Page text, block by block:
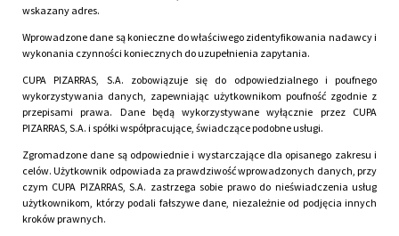
wskazany adres.
Wprowadzone dane są konieczne do właściwego zidentyfikowania nadawcy i
wykonania czynności koniecznych do uzupełnienia zapytania.
CUPA PIZARRAS, S.A. zobowiązuje się do odpowiedzialnego i poufnego
wykorzystywania danych, zapewniając użytkownikom poufność zgodnie z
przepisami prawa. Dane będą wykorzystywane wyłącznie przez CUPA
PIZARRAS, S.A. i spółki współpracujące, świadczące podobne usługi.
Zgromadzone dane są odpowiednie i wystarczające dla opisanego zakresu i
celów. Użytkownik odpowiada za prawdziwość wprowadzonych danych, przy
czym CUPA PIZARRAS, S.A. zastrzega sobie prawo do nieświadczenia usług
użytkownikom, którzy podali fałszywe dane, niezależnie od podjęcia innych
kroków prawnych.